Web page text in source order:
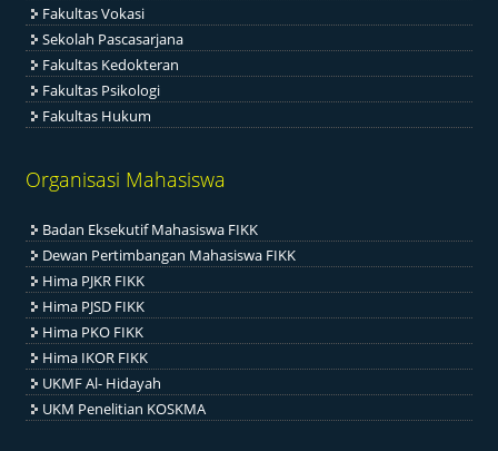
Fakultas Vokasi
Sekolah Pascasarjana
Fakultas Kedokteran
Fakultas Psikologi
Fakultas Hukum
Organisasi Mahasiswa
Badan Eksekutif Mahasiswa FIKK
Dewan Pertimbangan Mahasiswa FIKK
Hima PJKR FIKK
Hima PJSD FIKK
Hima PKO FIKK
Hima IKOR FIKK
UKMF Al- Hidayah
UKM Penelitian KOSKMA